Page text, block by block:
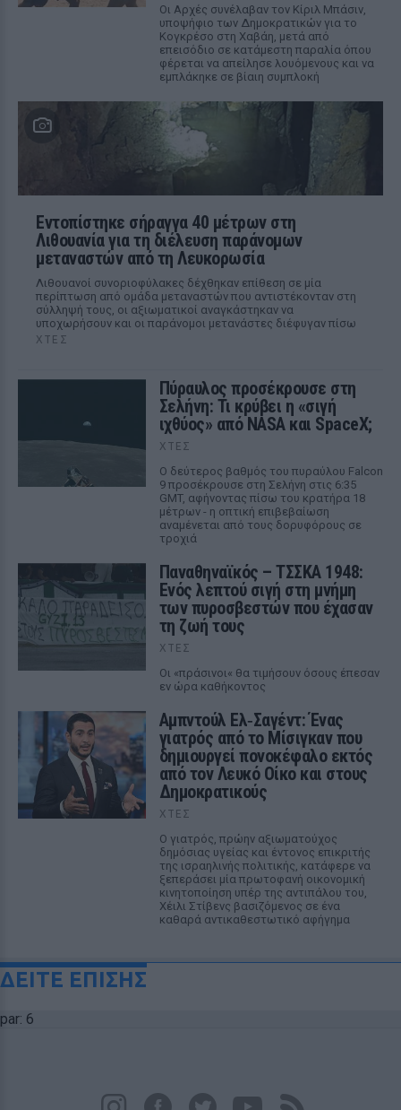
Οι Αρχές συνέλαβαν τον Κίριλ Μπάσιν,
υποψήφιο των Δημοκρατικών για το
Κογκρέσο στη Χαβάη, μετά από
επεισόδιο σε κατάμεστη παραλία όπου
φέρεται να απείλησε λουόμενους και να
εμπλάκηκε σε βίαιη συμπλοκή
Εντοπίστηκε σήραγγα 40 μέτρων στη
Λιθουανία για τη διέλευση παράνομων
μεταναστών από τη Λευκορωσία
Λιθουανοί συνοριοφύλακες δέχθηκαν επίθεση σε μία
περίπτωση από ομάδα μεταναστών που αντιστέκονταν στη
σύλληψή τους, οι αξιωματικοί αναγκάστηκαν να
υποχωρήσουν και οι παράνομοι μετανάστες διέφυγαν πίσω
ΧΤΕΣ
Πύραυλος προσέκρουσε στη
Σελήνη: Τι κρύβει η «σιγή
ιχθύος» από NASA και SpaceX;
ΧΤΕΣ
Ο δεύτερος βαθμός του πυραύλου Falcon
9 προσέκρουσε στη Σελήνη στις 6:35
GMT, αφήνοντας πίσω του κρατήρα 18
μέτρων - η οπτική επιβεβαίωση
αναμένεται από τους δορυφόρους σε
τροχιά
Παναθηναϊκός – ΤΣΣΚΑ 1948:
Ενός λεπτού σιγή στη μνήμη
των πυροσβεστών που έχασαν
τη ζωή τους
ΧΤΕΣ
Οι «πράσινοι« θα τιμήσουν όσους έπεσαν
εν ώρα καθήκοντος
Αμπντούλ Ελ‑Σαγέντ: Ένας
γιατρός από το Μίσιγκαν που
δημιουργεί πονοκέφαλο εκτός
από τον Λευκό Οίκο και στους
Δημοκρατικούς
ΧΤΕΣ
Ο γιατρός, πρώην αξιωματούχος
δημόσιας υγείας και έντονος επικριτής
της ισραηλινής πολιτικής, κατάφερε να
ξεπεράσει μία πρωτοφανή οικονομική
κινητοποίηση υπέρ της αντιπάλου του,
Χέιλι Στίβενς βασιζόμενος σε ένα
καθαρά αντικαθεστωτικό αφήγημα
ΔΕΙΤΕ ΕΠΙΣΗΣ
par: 6